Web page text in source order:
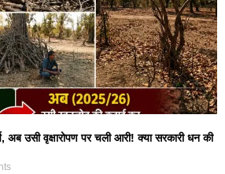
उसी वृक्षारोपण पर चली आरी! क्या सरकारी धन की